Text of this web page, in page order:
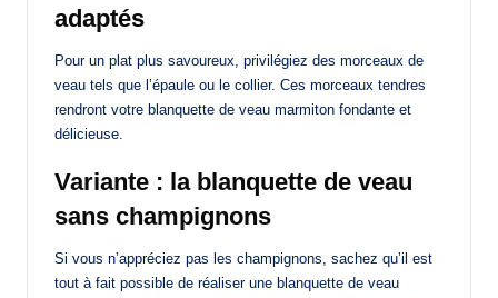
adaptés
Pour un plat plus savoureux, privilégiez des morceaux de
veau tels que l’épaule ou le collier. Ces morceaux tendres
rendront votre blanquette de veau marmiton fondante et
délicieuse.
Variante : la blanquette de veau
sans champignons
Si vous n’appréciez pas les champignons, sachez qu’il est
tout à fait possible de réaliser une blanquette de veau